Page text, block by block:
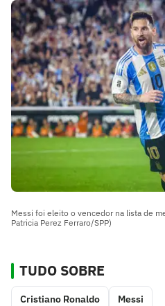
Messi foi eleito o vencedor na lista de
Patricia Perez Ferraro/SPP)
TUDO SOBRE
Cristiano Ronaldo Messi